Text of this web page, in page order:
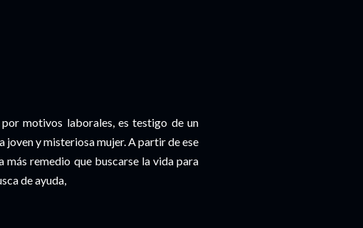
motivos laborales, es testigo de un
joven y misteriosa mujer. A partir de ese
remedio que buscarse la vida para
de ayuda,